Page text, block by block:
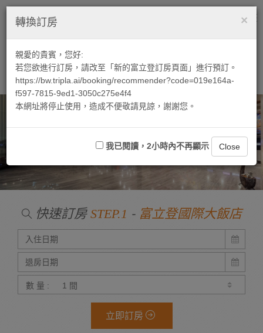
快速訂房 STEP.1 - 富立登國際大飯店
數 量 :
立即訂房
×
轉換訂房
親愛的貴賓，您好:
若您欲進行訂房，請改至「新的富立登訂房頁面」進行預訂。
https://bw.tripla.ai/booking/recommender?code=019e164a-
f597-7815-9ed1-3050c275e4f4
本網址將停止使用，造成不便敬請見諒，謝謝您。
我已閱讀，2小時內不再顯示 Close